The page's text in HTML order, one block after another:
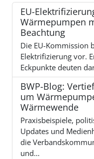
EU-
Wärmepumpen
Beachtung
Die EU-Kommission
Elektrifizierung vor.
Eckpunkte deuten
BWP-Blog:
um
Wärmewende
Praxisbeispiele,
Updates und
die
und…